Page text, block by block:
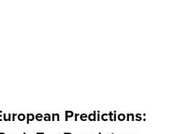
Predictions: